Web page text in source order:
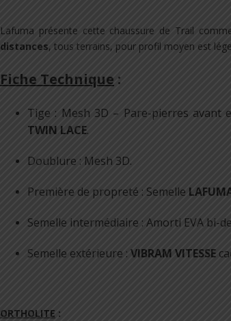
Lafuma présente cette chaussure de Trail
distances, tous terrains, pour profil moyen est
Fiche Technique :
Tige : Mesh 3D – Pare-pierres avant
TWIN LACE.
Doublure : Mesh 3D.
Première de propreté : Semelle
Semelle intermédiaire : Amorti EVA bi-
Semelle extérieure : VIBRAM VITESSE
ORTHOLITE :